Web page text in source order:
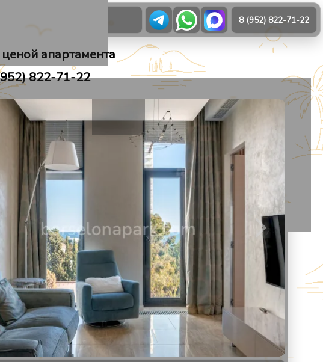
8 (952) 822-71-22
апартамента
822-71-22